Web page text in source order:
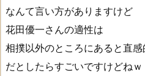
なんて言い方がありますけど
花田優一さんの適性は
相撲以外のところにあると直
だとしたらすごいですけどねｗ